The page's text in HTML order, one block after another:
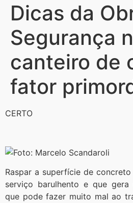
Dicas da
Segurança
canteiro de
fator
CERTO
Raspar a superfície de
serviço barulhento e que
que pode fazer muito mal ao